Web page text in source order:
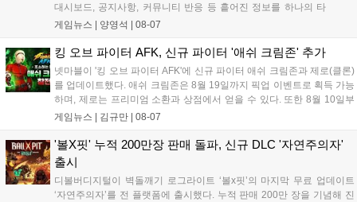
대시보드, 공지사항, 커뮤니티 반응 등 흩어진 정보를 하나의 타
임라인에 연결해 원인을 빠르게 파악하도록 돕는 관제 허브입니
중심의 운영 방식을 사전 대비 체계로 전환하며 데이터 기반의 효
율적인 의사결정을 지원하고 있습니다....
게임뉴스 | 양영석 08-07
킹 오브 파이터 AFK, 신규 파이터 '애쉬 크림존' 추가
넷마블이 '킹 오브 파이터 AFK'에 신규 파이터 애쉬 크림존과 제로(클론)
를 업데이트했다. 애쉬 크림존은 8월 19일까지 픽업 이벤트로 획득 가능
하며, 제로는 프리미엄 소환과 상점에서 얻을 수 있다. 또한 8월 10일부
터 14일까지 럭키 엘피 이벤트로 론을, 13일부터 26일까지 트로피칼 아
로 전략적 전투의 재미가 더욱 강화될 것으로 기대된다....
게임뉴스 | 김규만 08-07
'볼X핏' 누적 200만장 판매 돌파, 신규 DLC '자연주의자'
출시
디볼버디지털이 벽돌깨기 로그라이트 ‘볼x핏’의 마지막 무료 업데이트
‘자연주의자’를 전 플랫폼에 출시했다. 누적 판매 200만 장을 기념해 진